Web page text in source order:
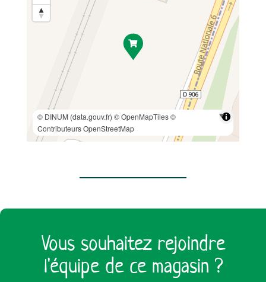
© DINUM (data.gouv.fr) © OpenMapTiles©
Contributeurs OpenStreetMap
Vous souhaitez rejoindre
l'équipe de ce magasin ?